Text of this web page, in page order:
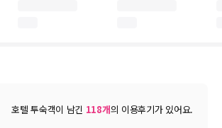
호텔 투숙객이 남긴 118개의 이용후기가 있어요.